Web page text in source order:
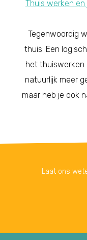
Thuis werken
Tegenwoordig
thuis. Een
het thuiswerken
natuurlijk meer
maar heb je ook
Laat ons